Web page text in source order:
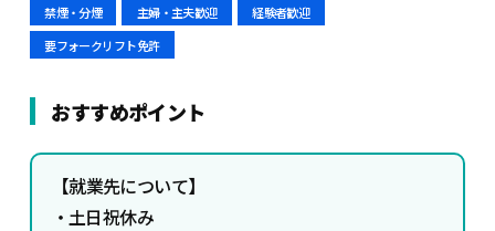
禁煙・分煙 主婦・主夫歓迎
経験者歓迎
要フォークリフト免許
おすすめポイント
【就業先について】
・土日祝休み